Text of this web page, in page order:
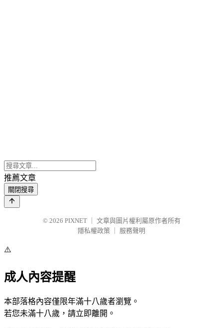
推薦文章
關閉搜尋
© 2026 PIXNET
文章與圖片權利屬原作者所有
隱私權政策
服務聲明
⚠️
成人內容提醒
本部落格內容僅限年滿十八歲者瀏覽。
若您未滿十八歲，請立即離開。